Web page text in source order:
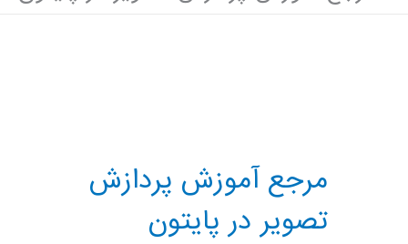
مرجع آموزش پردازش
تصویر در پایتون